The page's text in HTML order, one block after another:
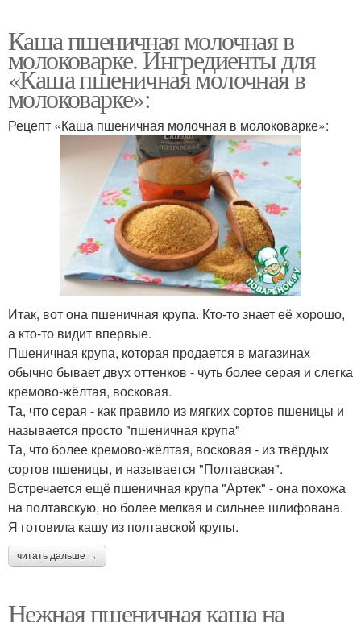
Каша пшеничная молочная в
молоковарке. Ингредиенты для
«Каша пшеничная молочная в
молоковарке»:
Рецепт «Каша пшеничная молочная в молоковарке»:
Итак, вот она пшеничная крупа. Кто-то знает её хорошо,
а кто-то видит впервые.
Пшеничная крупа, которая продается в магазинах
обычно бывает двух оттенков - чуть более серая и слегка
кремово-жёлтая, восковая.
Та, что серая - как правило из мягких сортов пшеницы и
называется просто "пшеничная крупа"
Та, что более кремово-жёлтая, восковая - из твёрдых
сортов пшеницы, и называется "Полтавская".
Встречается ещё пшеничная крупа "Артек" - она похожа
на полтавскую, но более мелкая и сильнее шлифована.
Я готовила кашу из полтавской крупы.
читать дальше →
Нежная пшеничная каша на